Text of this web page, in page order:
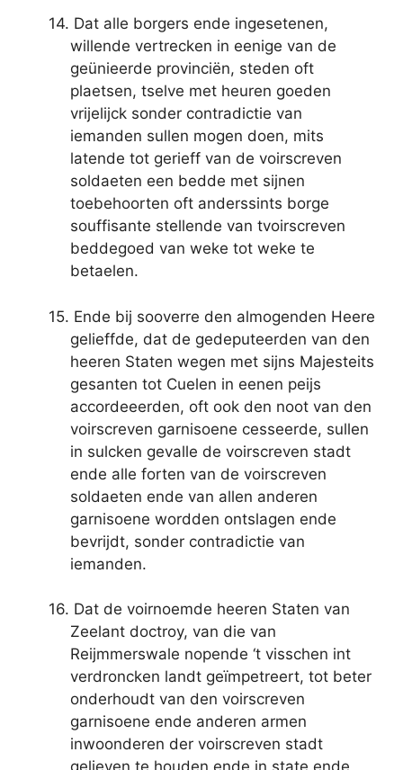
14. Dat alle borgers ende ingesetenen,
willende vertrecken in eenige van de
geünieerde provinciën, steden oft
plaetsen, tselve met heuren goeden
vrijelijck sonder contradictie van
iemanden sullen mogen doen, mits
latende tot gerieff van de voirscreven
soldaeten een bedde met sijnen
toebehoorten oft anderssints borge
souffisante stellende van tvoirscreven
beddegoed van weke tot weke te
betaelen.
15. Ende bij sooverre den almogenden Heere
gelieffde, dat de gedeputeerden van den
heeren Staten wegen met sijns Majesteits
gesanten tot Cuelen in eenen peijs
accordeeerden, oft ook den noot van den
voirscreven garnisoene cesseerde, sullen
in sulcken gevalle de voirscreven stadt
ende alle forten van de voirscreven
soldaeten ende van allen anderen
garnisoene wordden ontslagen ende
bevrijdt, sonder contradictie van
iemanden.
16. Dat de voirnoemde heeren Staten van
Zeelant doctroy, van die van
Reijmmerswale nopende ‘t visschen int
verdroncken landt geïmpetreert, tot beter
onderhoudt van den voirscreven
garnisoene ende anderen armen
inwoonderen der voirscreven stadt
gelieven te houden ende in state ende